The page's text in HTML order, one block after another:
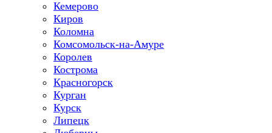
Кемерово
Киров
Коломна
Комсомольск-на-Амуре
Королев
Кострома
Красногорск
Курган
Курск
Липецк